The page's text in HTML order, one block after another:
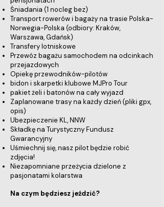
Śniadania (1 nocleg bez)
Transport rowerów i bagaży na trasie Polska-
Norwegia-Polska (odbiory: Kraków,
Warszawa, Gdańsk)
Transfery lotniskowe
Przewóz bagażu samochodem na odcinkach
przejazdowych
Opiekę przewodników-pilotów
bidon i skarpetki klubowe MJPro Tour
pakiet żeli i batonów na cały wyjazd
Zaplanowane trasy na każdy dzień (pliki gpx,
opis)
Ubezpieczenie KL, NNW
Składkę na Turystyczny Fundusz
Gwarancyjny
Uśmiechnij się, nasz pilot będzie robić
zdjęcia!
Niezapomniane przeżycia dzielone z
pasjonatami kolarstwa
Na czym będziesz jeździć?